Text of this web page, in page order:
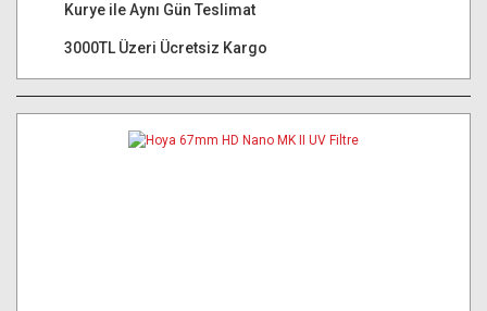
Kurye ile Aynı Gün Teslimat
3000TL Üzeri Ücretsiz Kargo